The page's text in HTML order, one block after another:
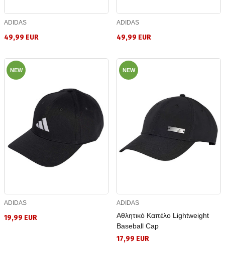
ADIDAS
49,99 EUR
ADIDAS
49,99 EUR
NEW
ADIDAS
19,99 EUR
NEW
ADIDAS
Αθλητικό Καπέλο Lightweight
Baseball Cap
17,99 EUR